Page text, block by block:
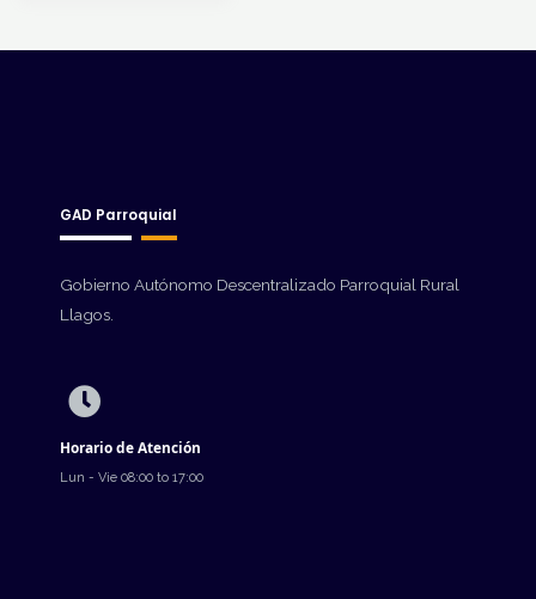
GAD Parroquial
Gobierno Autónomo Descentralizado Parroquial Rural
Llagos.
Horario de Atención
Lun - Vie 08:00 to 17:00